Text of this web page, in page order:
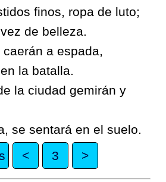
finos, ropa de luto;
de belleza.
a espada,
la batalla.
la ciudad gemirán y
se sentará en el suelo.
< 3 >